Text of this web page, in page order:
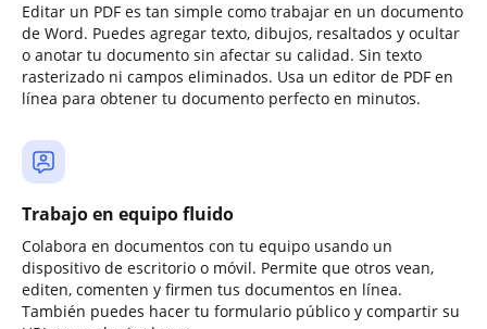
Editar un PDF es tan simple como trabajar en un documento
de Word. Puedes agregar texto, dibujos, resaltados y ocultar
o anotar tu documento sin afectar su calidad. Sin texto
rasterizado ni campos eliminados. Usa un editor de PDF en
línea para obtener tu documento perfecto en minutos.
Trabajo en equipo fluido
Colabora en documentos con tu equipo usando un
dispositivo de escritorio o móvil. Permite que otros vean,
editen, comenten y firmen tus documentos en línea.
También puedes hacer tu formulario público y compartir su